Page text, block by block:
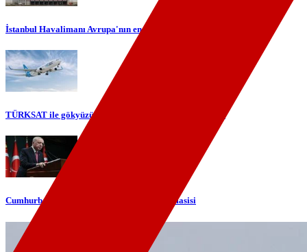
İstanbul Havalimanı Avrupa'nın en yoğun havalimanı oldu
TÜRKSAT ile gökyüzünde yerli internet dönemi başlıyor
Cumhurbaşkanı Erdoğan'dan telefon diplomasisi